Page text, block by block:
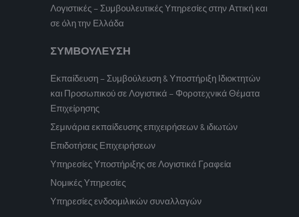
Λογιστικές – Συμβουλευτικές Υπηρεσίες στην Αττική και
σε όλη την Ελλάδα
ΣΥΜΒΟΥΛΕΥΣΗ
Εκπαίδευση – Συμβούλευση & Υποστήριξη Ιδιοκτητών
και Προσωπικού σε Λογιστικά – Φοροτεχνικά Θέματα
Επιχείρησης
Σεμινάρια εκπαίδευσης επιχειρήσεων & ιδιωτών
Επιδοτήσεις Επιχειρήσεων
Υπηρεσίες Υποστήριξης σε Λογιστικά Γραφεία
Νομικές Υπηρεσίες
Υπηρεσίες ενδοομιλικών συναλλαγών